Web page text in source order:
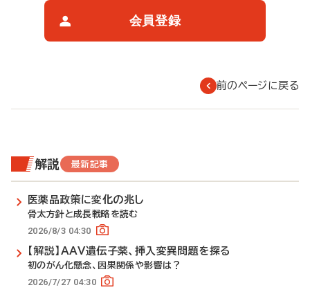
会員登録
前のページに戻る
解説 最新記事
医薬品政策に変化の兆し
骨太方針と成長戦略を読む
2026/8/3 04:30
【解説】AAV遺伝子薬、挿入変異問題を探る
初のがん化懸念、因果関係や影響は？
2026/7/27 04:30